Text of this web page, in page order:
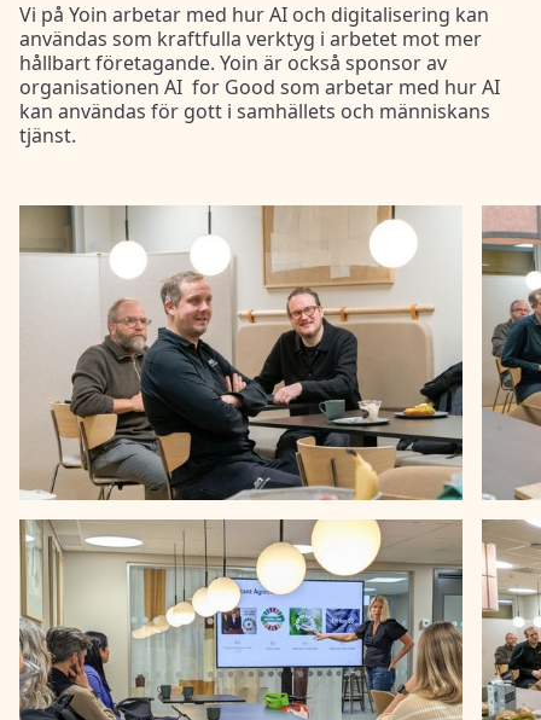
Vi på Yoin arbetar med hur AI och digitalisering kan
användas som kraftfulla verktyg i arbetet mot mer
hållbart företagande. Yoin är också sponsor av
organisationen AI for Good som arbetar med hur AI
kan användas för gott i samhällets och människans
tjänst.